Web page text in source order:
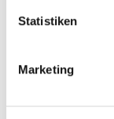
Statistiken
Marketing
Alkoholgehalt: